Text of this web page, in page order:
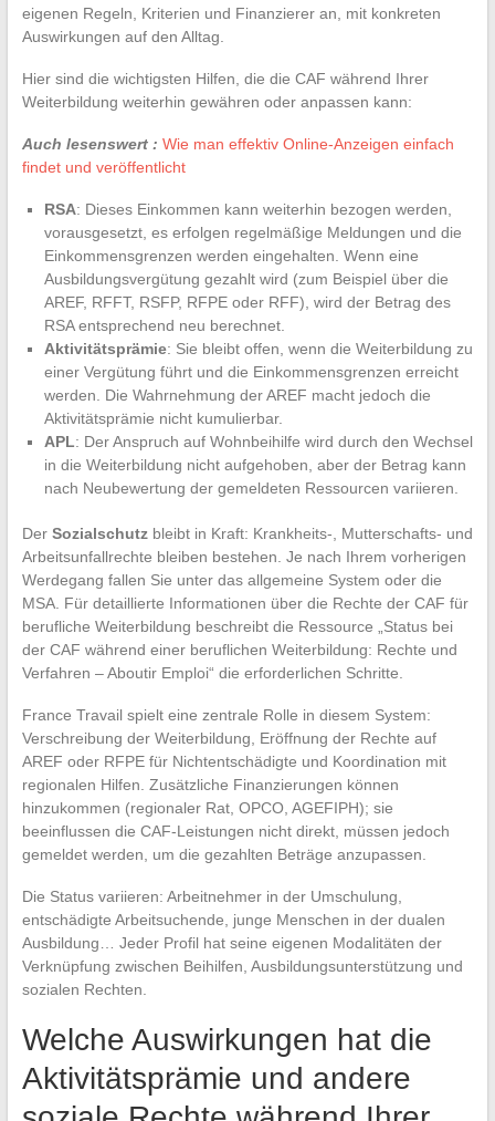
eigenen Regeln, Kriterien und Finanzierer an, mit konkreten
Auswirkungen auf den Alltag.
Hier sind die wichtigsten Hilfen, die die CAF während Ihrer
Weiterbildung weiterhin gewähren oder anpassen kann:
Auch lesenswert : Wie man effektiv Online-Anzeigen einfach
findet und veröffentlicht
RSA: Dieses Einkommen kann weiterhin bezogen werden,
vorausgesetzt, es erfolgen regelmäßige Meldungen und die
Einkommensgrenzen werden eingehalten. Wenn eine
Ausbildungsvergütung gezahlt wird (zum Beispiel über die
AREF, RFFT, RSFP, RFPE oder RFF), wird der Betrag des
RSA entsprechend neu berechnet.
Aktivitätsprämie: Sie bleibt offen, wenn die Weiterbildung zu
einer Vergütung führt und die Einkommensgrenzen erreicht
werden. Die Wahrnehmung der AREF macht jedoch die
Aktivitätsprämie nicht kumulierbar.
APL: Der Anspruch auf Wohnbeihilfe wird durch den Wechsel
in die Weiterbildung nicht aufgehoben, aber der Betrag kann
nach Neubewertung der gemeldeten Ressourcen variieren.
Der Sozialschutzbleibt in Kraft: Krankheits-, Mutterschafts- und
Arbeitsunfallrechte bleiben bestehen. Je nach Ihrem vorherigen
Werdegang fallen Sie unter das allgemeine System oder die
MSA. Für detaillierte Informationen über die Rechte der CAF für
berufliche Weiterbildung beschreibt die Ressource „Status bei
der CAF während einer beruflichen Weiterbildung: Rechte und
Verfahren – Aboutir Emploi“ die erforderlichen Schritte.
France Travail spielt eine zentrale Rolle in diesem System:
Verschreibung der Weiterbildung, Eröffnung der Rechte auf
AREF oder RFPE für Nichtentschädigte und Koordination mit
regionalen Hilfen. Zusätzliche Finanzierungen können
hinzukommen (regionaler Rat, OPCO, AGEFIPH); sie
beeinflussen die CAF-Leistungen nicht direkt, müssen jedoch
gemeldet werden, um die gezahlten Beträge anzupassen.
Die Status variieren: Arbeitnehmer in der Umschulung,
entschädigte Arbeitsuchende, junge Menschen in der dualen
Ausbildung… Jeder Profil hat seine eigenen Modalitäten der
Verknüpfung zwischen Beihilfen, Ausbildungsunterstützung und
sozialen Rechten.
Welche Auswirkungen hat die
Aktivitätsprämie und andere